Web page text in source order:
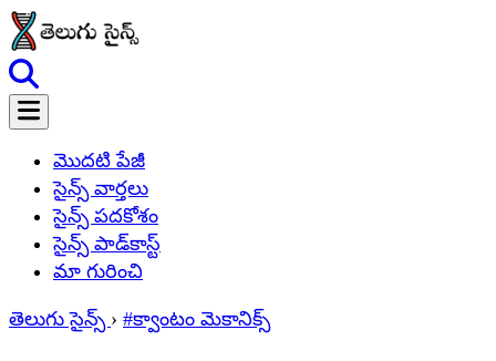
మొదటి పేజీ
సైన్స్ వార్తలు
సైన్స్ పదకోశం
సైన్స్ పాడ్‌కాస్ట్
మా గురించి
తెలుగు సైన్స్ › #క్వాంటం మెకానిక్స్